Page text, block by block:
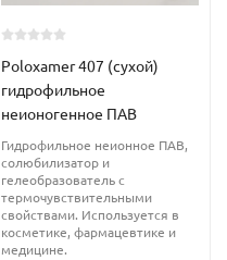
Poloxamer 407 (сухой)
гидрофильное
неионогенное ПАВ
Гидрофильное неионное ПАВ,
солюбилизатор и
гелеобразователь с
термочувствительными
свойствами. Используется в
косметике, фармацевтике и
медицине.